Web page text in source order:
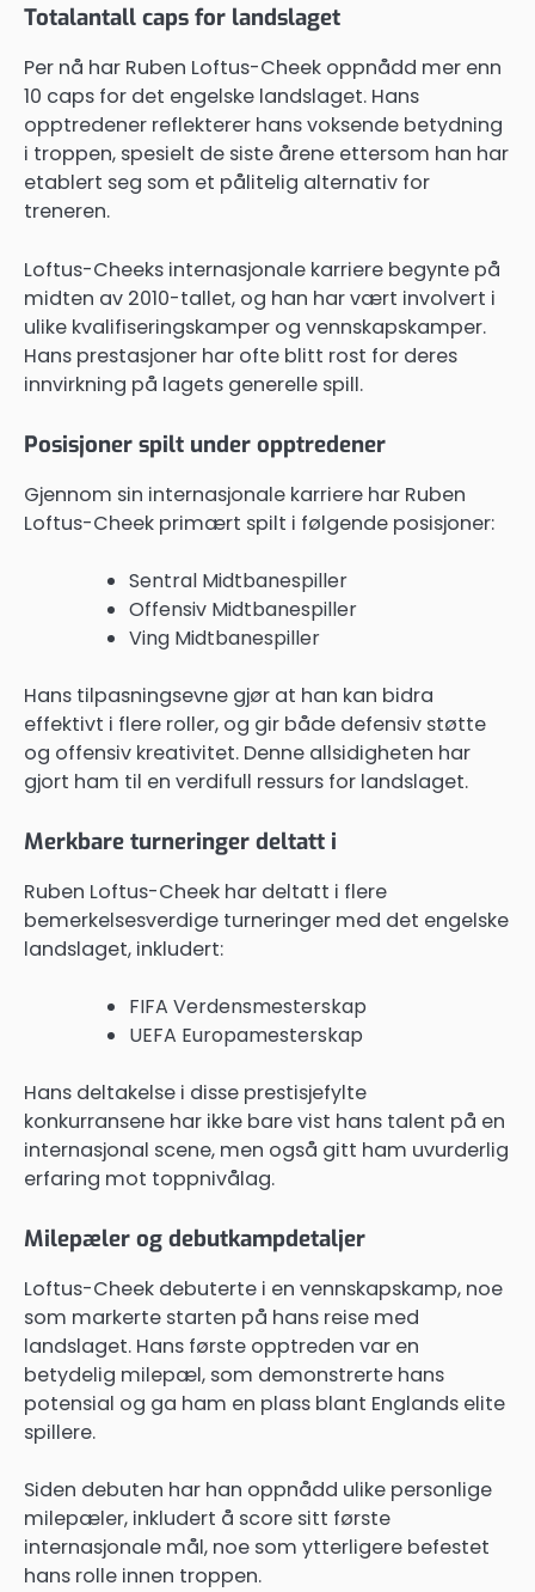
Totalantall caps for landslaget
Per nå har Ruben Loftus-Cheek oppnådd mer enn
10 caps for det engelske landslaget. Hans
opptredener reflekterer hans voksende betydning
i troppen, spesielt de siste årene ettersom han har
etablert seg som et pålitelig alternativ for
treneren.
Loftus-Cheeks internasjonale karriere begynte på
midten av 2010-tallet, og han har vært involvert i
ulike kvalifiseringskamper og vennskapskamper.
Hans prestasjoner har ofte blitt rost for deres
innvirkning på lagets generelle spill.
Posisjoner spilt under opptredener
Gjennom sin internasjonale karriere har Ruben
Loftus-Cheek primært spilt i følgende posisjoner:
Sentral Midtbanespiller
Offensiv Midtbanespiller
Ving Midtbanespiller
Hans tilpasningsevne gjør at han kan bidra
effektivt i flere roller, og gir både defensiv støtte
og offensiv kreativitet. Denne allsidigheten har
gjort ham til en verdifull ressurs for landslaget.
Merkbare turneringer deltatt i
Ruben Loftus-Cheek har deltatt i flere
bemerkelsesverdige turneringer med det engelske
landslaget, inkludert:
FIFA Verdensmesterskap
UEFA Europamesterskap
Hans deltakelse i disse prestisjefylte
konkurransene har ikke bare vist hans talent på en
internasjonal scene, men også gitt ham uvurderlig
erfaring mot toppnivålag.
Milepæler og debutkampdetaljer
Loftus-Cheek debuterte i en vennskapskamp, noe
som markerte starten på hans reise med
landslaget. Hans første opptreden var en
betydelig milepæl, som demonstrerte hans
potensial og ga ham en plass blant Englands elite
spillere.
Siden debuten har han oppnådd ulike personlige
milepæler, inkludert å score sitt første
internasjonale mål, noe som ytterligere befestet
hans rolle innen troppen.